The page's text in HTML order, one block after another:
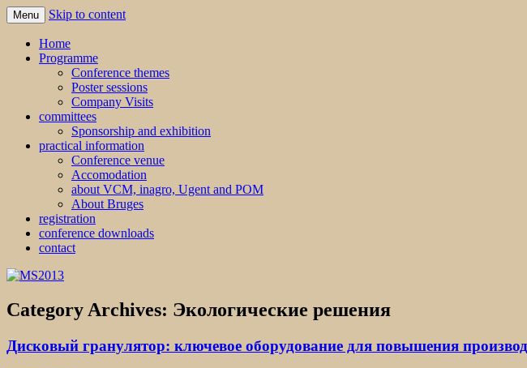
MS2013
Menu Skip to content
Home
Programme
Conference themes
Poster sessions
Company Visits
committees
Sponsorship and exhibition
practical information
Conference venue
Accomodation
about VCM, inagro, Ugent and POM
About Bruges
registration
conference downloads
contact
Category Archives: Экологические решения
Дисковый гранулятор: ключевое оборудование для повышения